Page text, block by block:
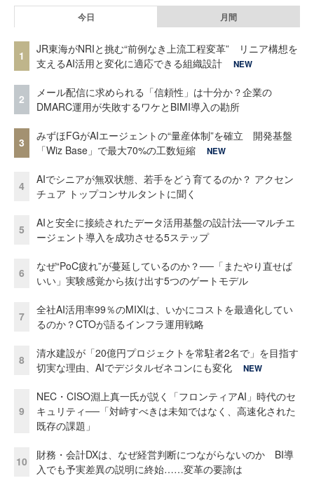
今日 月間
1
JR東海がNRIと挑む“前例なき上流工程変革” リニア構想を
支えるAI活用と変化に適応できる組織設計
NEW
2
メール配信に求められる「信頼性」は十分か？企業の
DMARC運用が失敗するワケとBIMI導入の勘所
3
みずほFGがAIエージェントの“量産体制”を確立 開発基盤
「Wiz Base」で最大70%の工数短縮
NEW
4
AIでシニアが無双状態、若手をどう育てるのか？ アクセン
チュア トップコンサルタントに聞く
5
AIと安全に接続されたデータ活用基盤の設計法──マルチエ
ージェント導入を成功させる5ステップ
6
なぜ“PoC疲れ”が蔓延しているのか？──「またやり直せば
いい」実験感覚から抜け出す5つのゲートモデル
7
全社AI活用率99％のMIXIは、いかにコストを最適化してい
るのか？CTOが語るインフラ運用戦略
8
清水建設が「20億円プロジェクトを常駐者2名で」を目指す
切実な理由、AIでデジタルゼネコンにも変化
NEW
9
NEC・CISO淵上真一氏が説く「フロンティアAI」時代のセ
キュリティ──「対峙すべきは未知ではなく、高速化された
既存の課題」
10
財務・会計DXは、なぜ経営判断につながらないのか BI導
入でも予実差異の説明に終始……変革の要諦は